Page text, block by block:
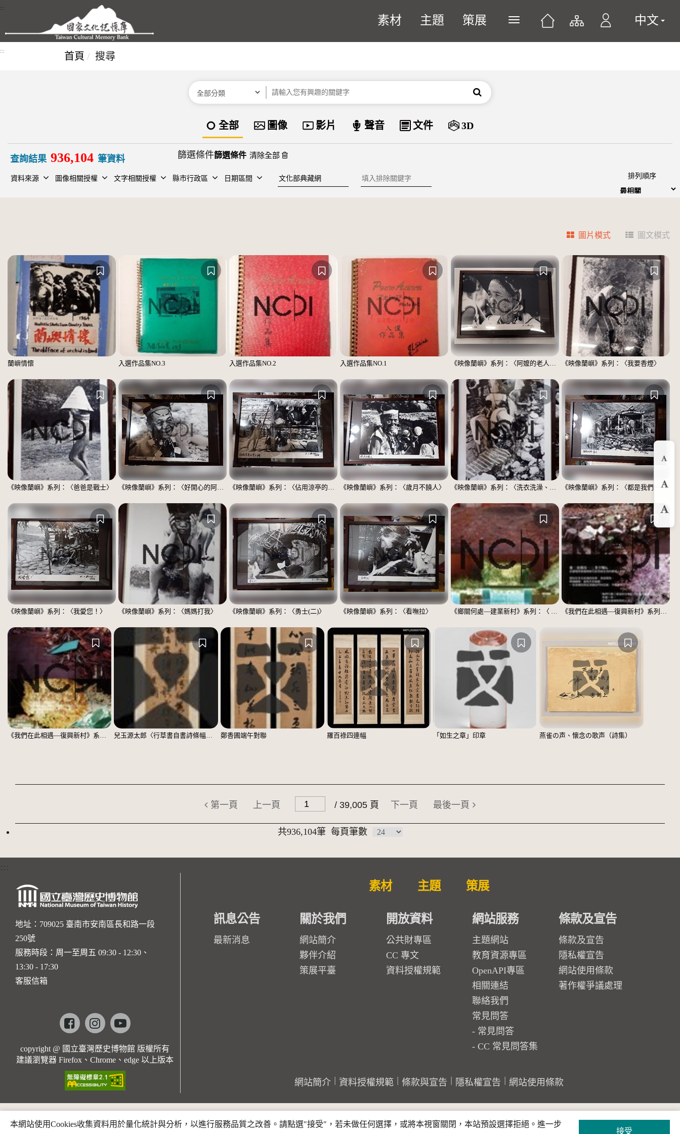
跳到主要內容區塊
:::
素材 主題 策展 展開或關閉主選單 中文
::: 首頁 搜尋
分類 關鍵字 搜尋
資料類型
全部 圖像 影片 聲音 文件 3D
查詢結果 936,104 筆資料 篩選條件 清除全部
資料來源 圖像相關授權 文字相關授權 縣市行政區 日期區間 建檔單位 排除關鍵字 排列順序
圖片模式 圖文模式
蘭嶼情懷 入選作品集NO.3 入選作品集NO.2 入選作品集NO.1 《映像蘭嶼》系列：〈阿嬤的老人斑〉 《映像蘭嶼》系列：〈我要香煙〉
《映像蘭嶼》系列：〈爸爸是戰士〉 《映像蘭嶼》系列：〈好開心的阿嬤〉 《映像蘭嶼》系列：〈佔用涼亭的男士們〉 《映像蘭嶼》系列：〈歲月不饒人〉 《映像蘭嶼》系列：〈洗衣洗澡、都在這裡〉 《映像蘭嶼》系列：〈都是我們一家人〉
《映像蘭嶼》系列：〈我愛您！〉 《映像蘭嶼》系列：〈媽媽打我〉 《映像蘭嶼》系列：〈勇士(二)〉 《映像蘭嶼》系列：〈看嘸拉〉 《鄉關何處—建業新村》系列：〈 邱敬賢04〉 《我們在此相遇—復興新村》系列：〈殘響04〉
《我們在此相遇—復興新村》系列：〈殘響03〉 兒玉源太郎〈行草書自書詩條幅〉（印本） 鄭香圃端午對聯 羅百祿四連幅 「如生之章」印章 燕雀の声、懐念の歌声（詩集）
第一頁 上一頁 / 39,005 頁 下一頁 最後一頁
共936,104筆 每頁筆數
放
:::
地址：709025 臺南市安南區長和路一段
250號
服務時段：周一至周五 09:30 - 12:30、
13:30 - 17:30
客服信箱
Facebookinstagramyoutube
copyright @ 國立臺灣歷史博物館 版權所有
建議瀏覽器 Firefox、Chrome、edge 以上版本
素材 主題 策展
訊息公告
最新消息
關於我們
網站簡介
夥伴介紹
策展平臺
開放資料
公共財專區
CC 專文
資料授權規範
網站服務
主題網站
教育資源專區
OpenAPI專區
相關連結
聯絡我們
常見問答
常見問答
CC 常見問答集
條款及宣告
條款及宣告
隱私權宣告
網站使用條款
著作權爭議處理
網站簡介 資料授權規範 條款與宣告 隱私權宣告 網站使用條款
本網站使用Cookies收集資料用於量化統計與分析，以進行服務品質之改善。請點選"接受"，若未做任何選擇，或將本視窗關閉，本站預設選擇拒絕。進一步
接受